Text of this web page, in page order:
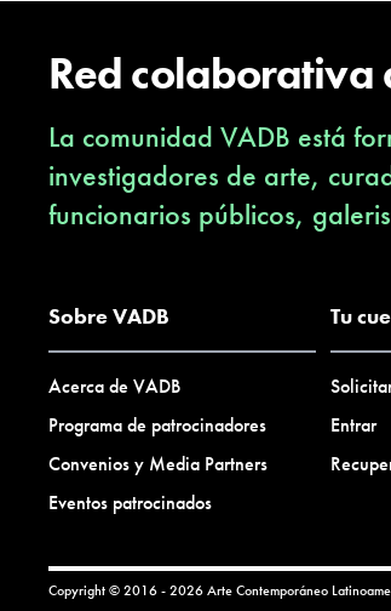
Red colaborativa
La comunidad VADB está
investigadores de arte,
funcionarios públicos,
Sobre VADB
Acerca de VADB
Programa de patrocinadores
Convenios y Media Partners
Eventos patrocinados
Tu
Entrar
Copyright © 2016 - 2026 Arte Contemporáneo